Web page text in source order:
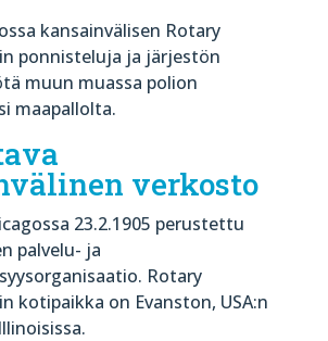
kansainvälisen Rotary
ponnisteluja ja järjestön
muun muassa polion
maapallolta.
verkosto
23.2.1905 perustettu
palvelu- ja
Rotary
kotipaikka on Evanston, USA:n